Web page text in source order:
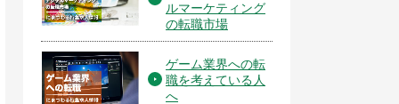
ルマーケティング
の転職市場
ゲーム業界への転
職を考えている人
へ